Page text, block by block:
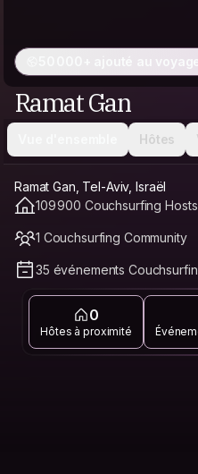
50 000+ ajouté au
Ramat Gan
Hôtes
Ramat Gan, Tel-Aviv, Israël
109 900 Couchsurfing
1 Couchsurfing Community
35 événements
0
Hôtes à proximité